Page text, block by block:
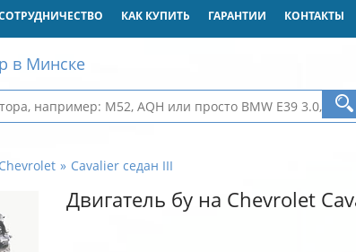
КАК КУПИТЬ ГАРАНТИИ КОНТАКТЫ
в Минске
Chevrolet Cavalier седан III
Двигатель бу на Chevrolet